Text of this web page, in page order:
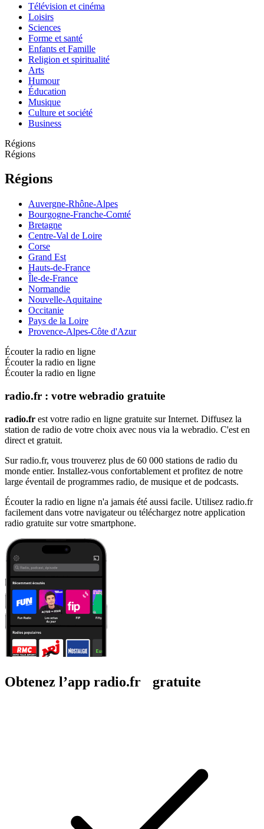
Télévision et cinéma
Loisirs
Sciences
Forme et santé
Enfants et Famille
Religion et spiritualité
Arts
Humour
Éducation
Musique
Culture et société
Business
Régions
Régions
Régions
Auvergne-Rhône-Alpes
Bourgogne-Franche-Comté
Bretagne
Centre-Val de Loire
Corse
Grand Est
Hauts-de-France
Île-de-France
Normandie
Nouvelle-Aquitaine
Occitanie
Pays de la Loire
Provence-Alpes-Côte d'Azur
Écouter la radio en ligne
Écouter la radio en ligne
Écouter la radio en ligne
radio.fr : votre webradio gratuite
radio.fr est votre radio en ligne gratuite sur Internet. Diffusez la
station de radio de votre choix avec nous via la webradio. C'est en
direct et gratuit.
Sur radio.fr, vous trouverez plus de 60 000 stations de radio du
monde entier. Installez-vous confortablement et profitez de notre
large éventail de programmes radio, de musique et de podcasts.
Écouter la radio en ligne n'a jamais été aussi facile. Utilisez radio.fr
facilement dans votre navigateur ou téléchargez notre application
radio gratuite sur votre smartphone.
Obtenez l’app radio.fr gratuite